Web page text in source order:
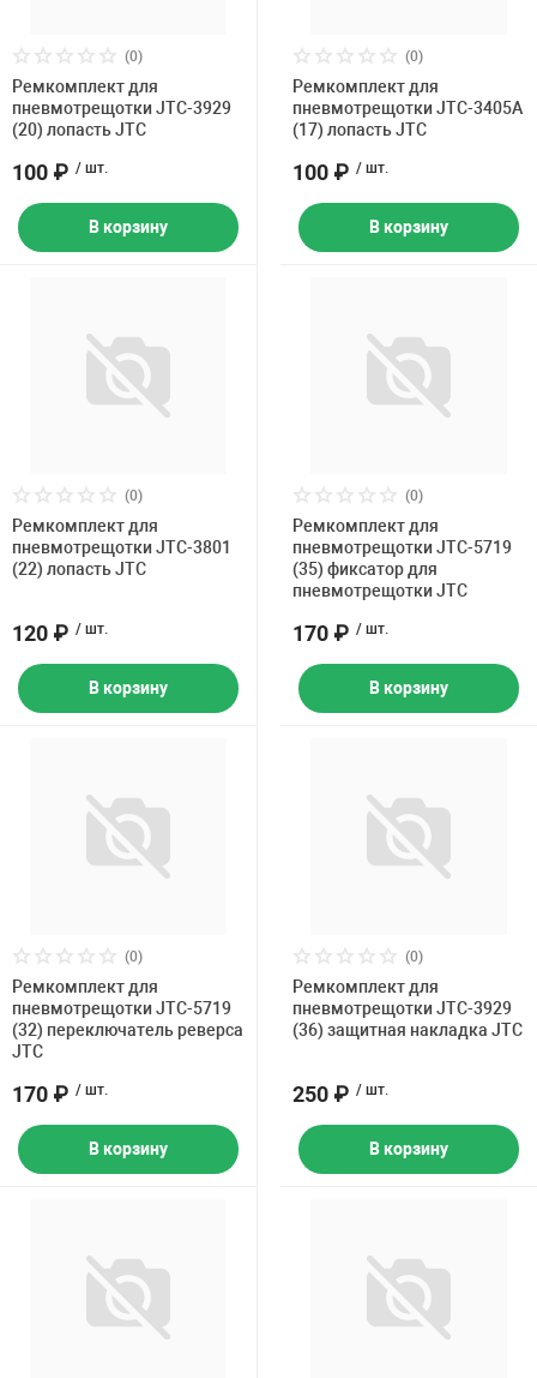
(0)
Ремкомплект для
пневмотрещотки JTC-3929
(20) лопасть JTC
100 ₽ / шт.
В корзину
(0)
Ремкомплект для
пневмотрещотки JTC-3405A
(17) лопасть JTC
100 ₽ / шт.
В корзину
(0)
Ремкомплект для
пневмотрещотки JTC-3801
(22) лопасть JTC
120 ₽ / шт.
В корзину
(0)
Ремкомплект для
пневмотрещотки JTC-5719
(35) фиксатор для
пневмотрещотки JTC
170 ₽ / шт.
В корзину
(0)
Ремкомплект для
пневмотрещотки JTC-5719
(32) переключатель реверса
JTC
170 ₽ / шт.
В корзину
(0)
Ремкомплект для
пневмотрещотки JTC-3929
(36) защитная накладка JTC
250 ₽ / шт.
В корзину